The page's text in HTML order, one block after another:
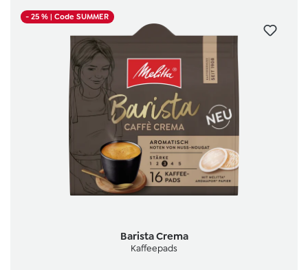
- 25 %| Code SUMMER
Barista Crema
Kaffeepads